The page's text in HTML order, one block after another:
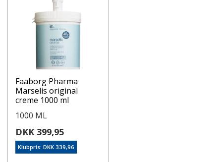
Faaborg Pharma
Marselis original
creme 1000 ml
1000 ML
DKK 399,95
Klubpris: DKK 339,96